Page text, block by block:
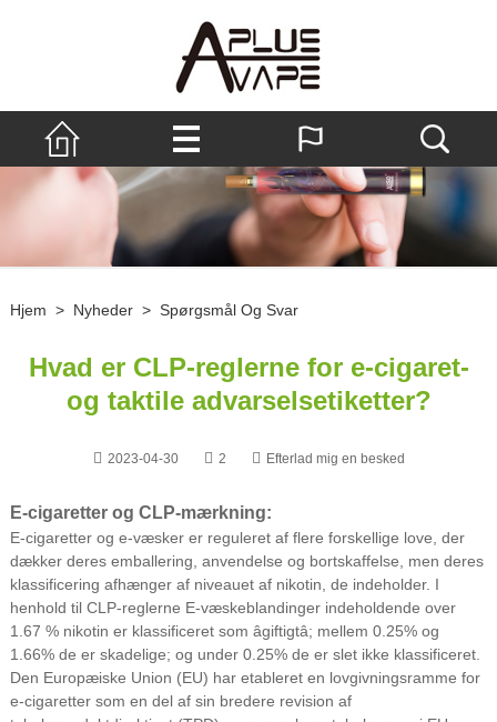
Hjem > Nyheder > Spørgsmål Og Svar
Hvad er CLP-reglerne for e-cigaret-
og taktile advarselsetiketter?
2023-04-30 2 Efterlad mig en besked
E-cigaretter og CLP-mærkning:
E-cigaretter og e-væsker er reguleret af flere forskellige love, der
dækker deres emballering, anvendelse og bortskaffelse, men deres
klassificering afhænger af niveauet af nikotin, de indeholder. I
henhold til CLP-reglerne E-væskeblandinger indeholdende over
1. 67 % nikotin er klassificeret som âgiftigtâ; mellem 0. 25% og
1. 66% de er skadelige; og under 0. 25% de er slet ikke klassificeret.
Den Europæiske Union (EU) har etableret en lovgivningsramme for
e-cigaretter som en del af sin bredere revision af